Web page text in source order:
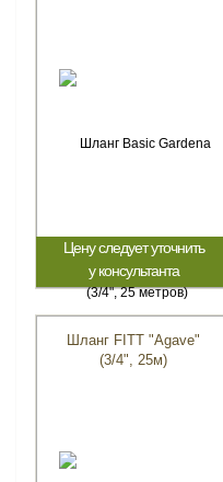
Цену следует уточнить
у консультанта
Шланг FITT "Agave"
(3/4", 25м)